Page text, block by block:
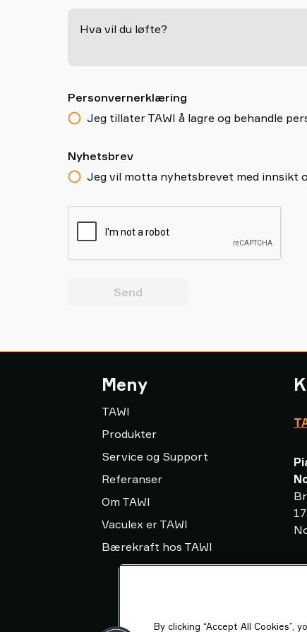
Hva vil du løfte?
Personvernerklæring
Jeg tillater TAWI å lagre og behandle
Nyhetsbrev
Jeg vil motta nyhetsbrevet med innsikt
Send
Meny
TAWI
Produkter
Service og Support
Referanser
Om TAWI
Vaculex er TAWI
Bærekraft hos TAWI
By clicking “Accept All